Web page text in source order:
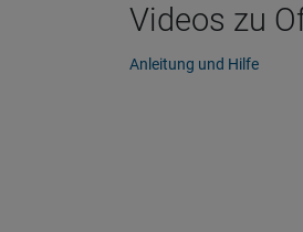
Videos zu
Anleitung und Hilfe